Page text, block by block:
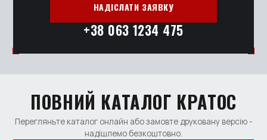
НАДІСЛАТИ ЗАЯВКУ
+38 063 1234 475
ПОВНИЙ КАТАЛОГ КРАТОС
Перегляньте каталог онлайн або замовте друковану версію -
надішлемо безкоштовно.